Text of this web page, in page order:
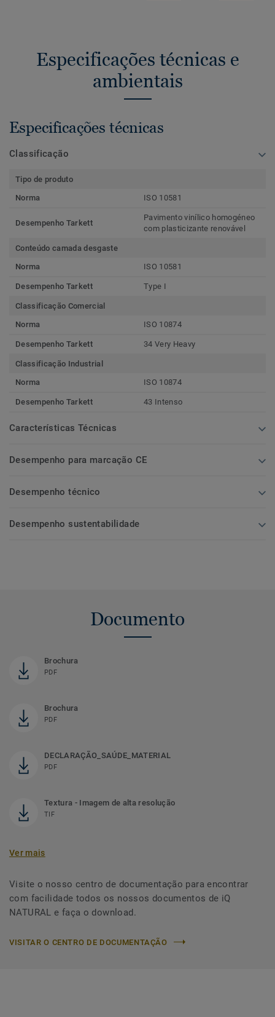
Especificações técnicas e
ambientais
Especificações técnicas
Classificação
Tipo de produto
Norma
ISO 10581
Desempenho Tarkett
Pavimento vinílico homogéneo
com plasticizante renovável
Conteúdo camada desgaste
Norma
ISO 10581
Desempenho Tarkett Type I
Classificação Comercial
Norma
ISO 10874
Desempenho Tarkett 34 Very Heavy
Classificação Industrial
Norma
ISO 10874
Desempenho Tarkett 43 Intenso
Características Técnicas
Desempenho para marcação CE
Desempenho técnico
Desempenho sustentabilidade
Documento
Brochura
PDF
Brochura
PDF
DECLARAÇÃO_SAÚDE_MATERIAL
PDF
Textura - Imagem de alta resolução
TIF
Ver mais
Visite o nosso centro de documentação para encontrar
com facilidade todos os nossos documentos de iQ
NATURAL e faça o download.
VISITAR O CENTRO DE DOCUMENTAÇÃO